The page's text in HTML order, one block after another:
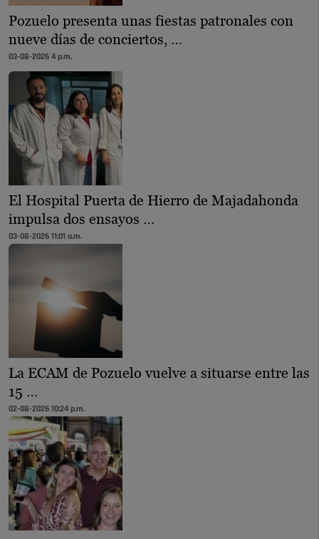
Pozuelo presenta unas fiestas patronales con
nueve días de conciertos, …
03-08-2026 4 p.m.
El Hospital Puerta de Hierro de Majadahonda
impulsa dos ensayos …
03-08-2026 11:01 a.m.
La ECAM de Pozuelo vuelve a situarse entre las
15 …
02-08-2026 10:24 p.m.